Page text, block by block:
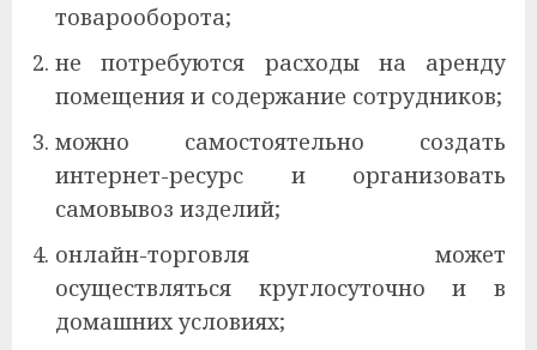
товарооборота;
не потребуются расходы на аренду
помещения и содержание сотрудников;
можно самостоятельно создать
интернет-ресурс и организовать
самовывоз изделий;
онлайн-торговля может
осуществляться круглосуточно и в
домашних условиях;